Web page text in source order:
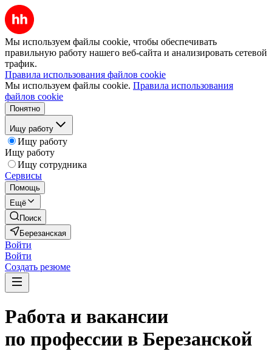
Мы используем файлы cookie, чтобы обеспечивать
правильную работу нашего веб-сайта и анализировать сетевой
трафик.
Правила использования файлов cookie
Мы используем файлы cookie. Правила использования
файлов cookie
Понятно
Ищу работу
Ищу работу
Ищу работу
Ищу сотрудника
Сервисы
Помощь
Ещё
Поиск
Березанская
Войти
Войти
Создать резюме
Работа и вакансии
по профессии в Березанской